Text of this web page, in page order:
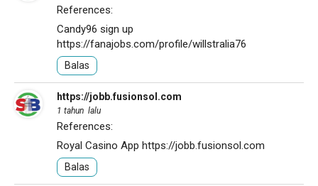
References:
Candy96 sign up
https://fanajobs.com/profile/willstralia76
Balas
https://jobb.fusionsol.com
1 tahun lalu
References:
Royal Casino App https://jobb.fusionsol.com
Balas